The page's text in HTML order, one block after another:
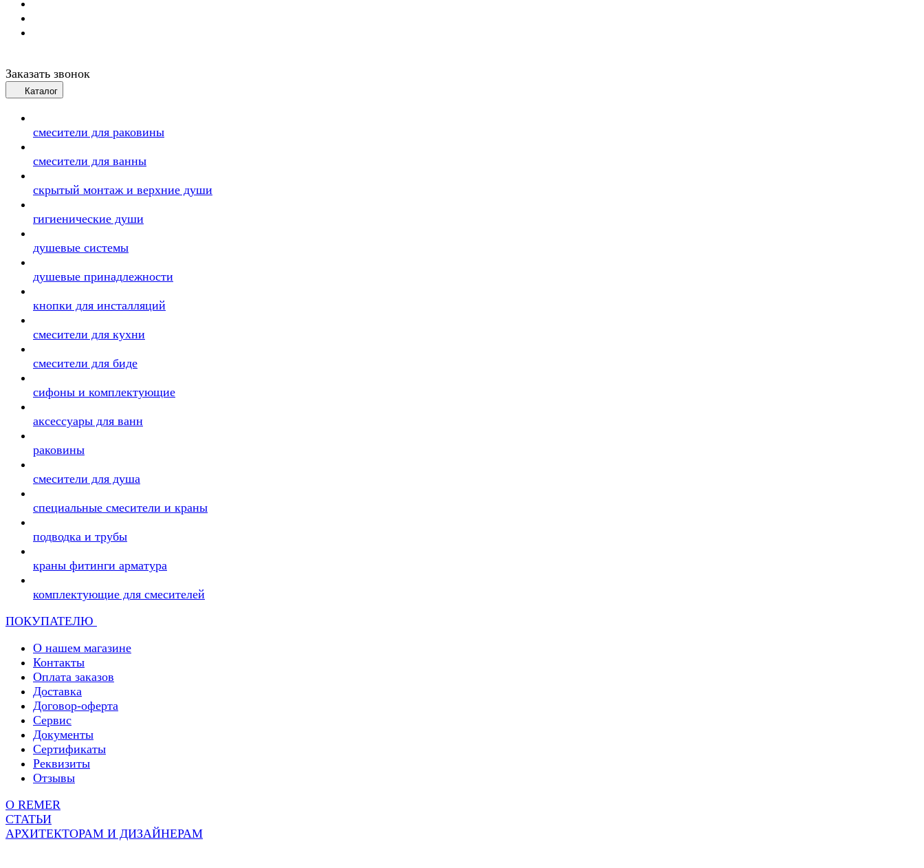
Заказать звонок
Каталог
смесители для раковины
смесители для ванны
скрытый монтаж и верхние души
гигиенические души
душевые системы
душевые принадлежности
кнопки для инсталляций
смесители для кухни
смесители для биде
сифоны и комплектующие
аксессуары для ванн
раковины
смесители для душа
специальные смесители и краны
подводка и трубы
краны фитинги арматура
комплектующие для смесителей
ПОКУПАТЕЛЮ
О нашем магазине
Контакты
Оплата заказов
Доставка
Договор-оферта
Сервис
Документы
Сертификаты
Реквизиты
Отзывы
О REMER
СТАТЬИ
АРХИТЕКТОРАМ И ДИЗАЙНЕРАМ